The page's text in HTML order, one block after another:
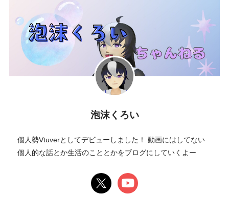
泡沫くろい
個人勢Vtuverとしてデビューしました！ 動画にはしてない
個人的な話とか生活のこととかをブログにしていくよー